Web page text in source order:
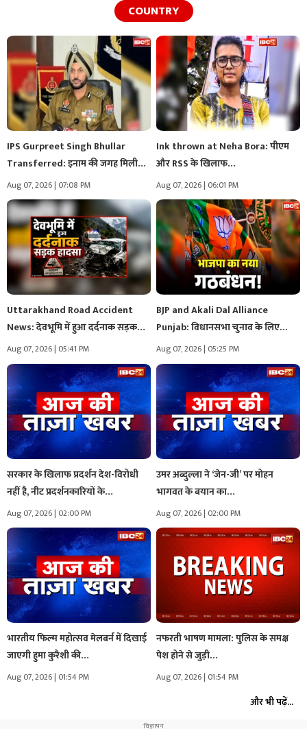
COUNTRY
IPS Gurpreet Singh Bhullar
Transferred: इनाम की जगह मिली
सजा!..…
Aug 07, 2026 | 07:08 PM
Ink thrown at Neha Bora: पीएम
और RSS के खिलाफ…
Aug 07, 2026 | 06:01 PM
Uttarakhand Road Accident
News: देवभूमि में हुआ दर्दनाक सड़क
हादसा,…
Aug 07, 2026 | 05:41 PM
BJP and Akali Dal Alliance
Punjab: विधानसभा चुनाव के लिए…
Aug 07, 2026 | 05:25 PM
सरकार के खिलाफ प्रदर्शन देश-विरोधी
नहीं है, नीट प्रदर्शनकारियों के…
Aug 07, 2026 | 02:00 PM
उमर अब्दुल्ला ने ‘जेन-जी’ पर मोहन
भागवत के बयान का…
Aug 07, 2026 | 02:00 PM
भारतीय फिल्म महोत्सव मेलबर्न में दिखाई
जाएगी हुमा कुरैशी की…
Aug 07, 2026 | 01:54 PM
नफरती भाषण मामला: पुलिस के समक्ष
पेश होने से जुड़ी…
Aug 07, 2026 | 01:54 PM
और भी पढ़ें...